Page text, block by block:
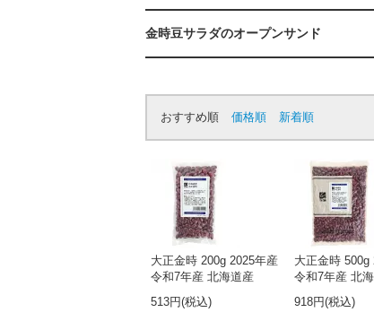
金時豆サラダのオープンサンド
おすすめ順 価格順 新着順
大正金時 200g 2025年産
令和7年産 北海道産
513円(税込)
大正金時 500g
令和7年産 北
918円(税込)